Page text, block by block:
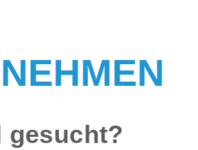
gesucht?